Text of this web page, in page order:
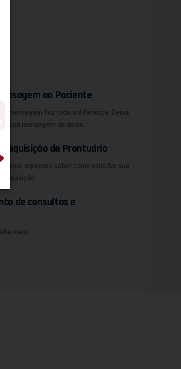
Mensagem ao Paciente
mensagem faz toda a diferença. Deixe
sua mensagem de apoio.
Requisição de Prontuário
Clique aqui para saber como solicitar sua
requisição.
de consultas e
mais!